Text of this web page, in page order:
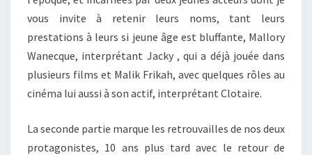
vous invite à retenir leurs noms, tant leurs
prestations à leurs si jeune âge est bluffante, Mallory
Wanecque, interprétant Jacky , qui a déjà jouée dans
plusieurs films et Malik Frikah, avec quelques rôles au
cinéma lui aussi à son actif, interprétant Clotaire.
La seconde partie marque les retrouvailles de nos deux
protagonistes, 10 ans plus tard avec le retour de